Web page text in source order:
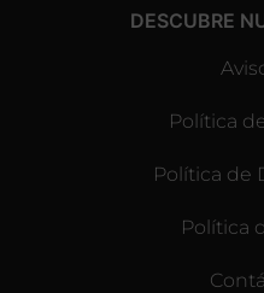
DESCUBRE
Política
Política de
Política